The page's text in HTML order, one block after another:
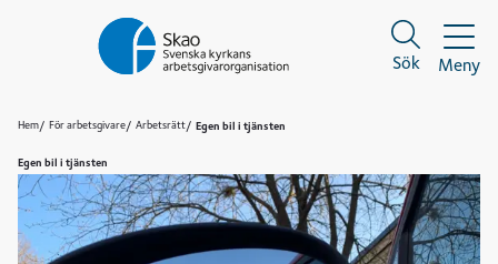
Sök Meny
Hem För arbetsgivare Arbetsrätt Egen bil i tjänsten
Egen bil i tjänsten